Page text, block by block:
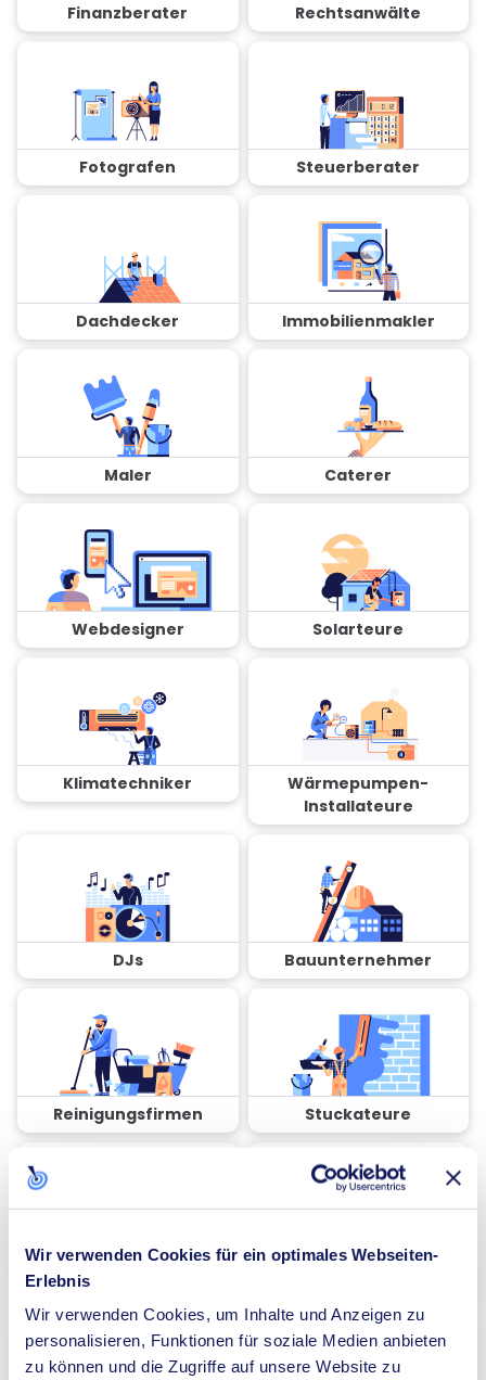
Wir verwenden Cookies für ein optimales Webseiten-
Erlebnis
Wir verwenden Cookies, um Inhalte und Anzeigen zu
personalisieren, Funktionen für soziale Medien anbieten
zu können und die Zugriffe auf unsere Website zu
Finanzberater Rechtsanwälte
Fotografen Steuerberater
Dachdecker Immobilienmakler
Maler Caterer
Webdesigner Solarteure
Klimatechniker
Wärmepumpen-
Installateure
DJs Bauunternehmer
Reinigungsfirmen Stuckateure
Coaches
Spezialisten für